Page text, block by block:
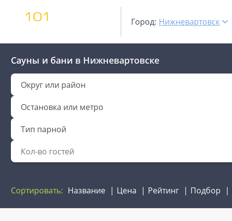
Город: Нижневартовск
Сауны и бани в Нижневартовске
Округ или район
Остановка или метро
Тип парной
Сортировать: Название Цена Рейтинг Подбор